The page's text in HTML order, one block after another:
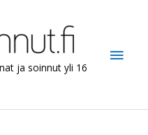
ja soinnut yli 16